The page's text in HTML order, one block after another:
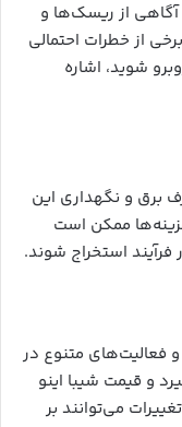
آگاهی از ریسک‌ها و
از خطرات احتمالی
شوید، اشاره
برق و نگهداری این
ممکن است
استخراج شوند.
و فعالیت‌های متنوع در
و قیمت شیبا اینو
می‌توانند بر